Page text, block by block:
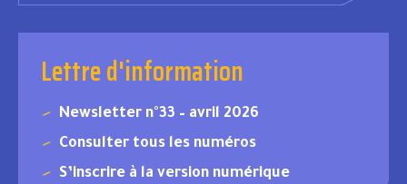
Lettre d'information
Newsletter n°33 – avril 2026
Consulter tous les numéros
S’inscrire à la version numérique